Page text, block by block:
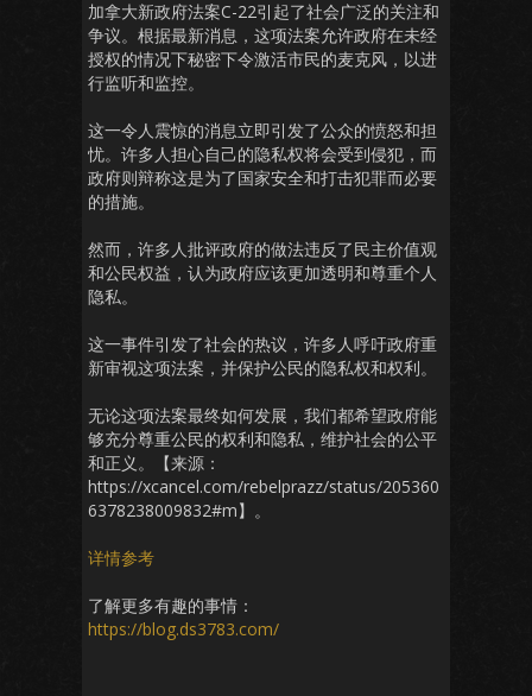
加拿大新政府法案C-22引起了社会广泛的关注和
争议。根据最新消息，这项法案允许政府在未经
授权的情况下秘密下令激活市民的麦克风，以进
行监听和监控。
这一令人震惊的消息立即引发了公众的愤怒和担
忧。许多人担心自己的隐私权将会受到侵犯，而
政府则辩称这是为了国家安全和打击犯罪而必要
的措施。
然而，许多人批评政府的做法违反了民主价值观
和公民权益，认为政府应该更加透明和尊重个人
隐私。
这一事件引发了社会的热议，许多人呼吁政府重
新审视这项法案，并保护公民的隐私权和权利。
无论这项法案最终如何发展，我们都希望政府能
够充分尊重公民的权利和隐私，维护社会的公平
和正义。【来源：
https://xcancel.com/rebelprazz/status/205360
6378238009832#m】。
详情参考
了解更多有趣的事情：
https://blog.ds3783.com/